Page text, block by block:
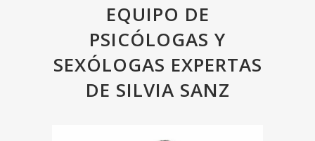
EQUIPO DE
PSICÓLOGAS Y
SEXÓLOGAS EXPERTAS
DE SILVIA SANZ